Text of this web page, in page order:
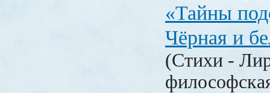
«Тайны
Чёрная и
(Стихи -